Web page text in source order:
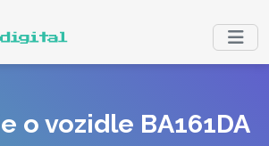
o vozidle BA161DA